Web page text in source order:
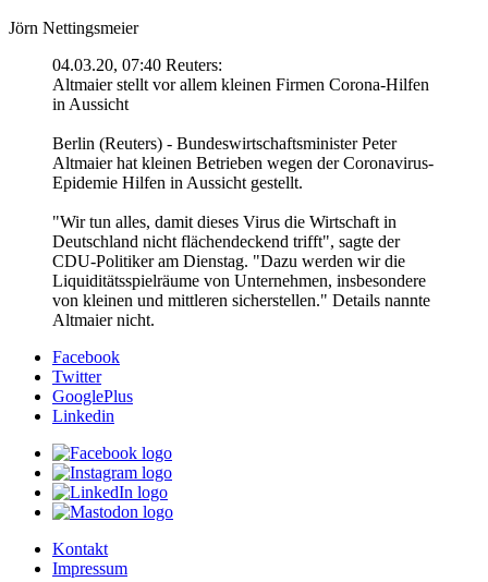
Jörn Nettingsmeier
04.03.20, 07:40 Reuters:
Altmaier stellt vor allem kleinen Firmen Corona-Hilfen
in Aussicht
Berlin (Reuters) - Bundeswirtschaftsminister Peter
Altmaier hat kleinen Betrieben wegen der Coronavirus-
Epidemie Hilfen in Aussicht gestellt.
"Wir tun alles, damit dieses Virus die Wirtschaft in
Deutschland nicht flächendeckend trifft", sagte der
CDU-Politiker am Dienstag. "Dazu werden wir die
Liquiditätsspielräume von Unternehmen, insbesondere
von kleinen und mittleren sicherstellen." Details nannte
Altmaier nicht.
Facebook
Twitter
GooglePlus
Linkedin
Kontakt
Impressum